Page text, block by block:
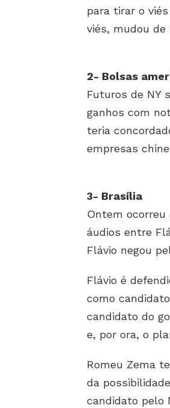
para tirar o
viés, mudou de
2- Bolsas
Futuros de NY
ganhos com
teria
empresas
3- Brasília
Ontem ocorreu
áudios entre
Flávio negou
Flávio é
como
candidato do
e, por ora, o
Romeu Zema
da
candidato pelo